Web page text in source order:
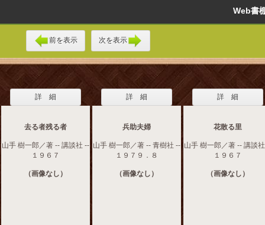
Web
前を表示 次を表示
詳 細
去る者残る者
山手 樹一郎／著 -- 講談社 --
１９６７
（画像なし）
詳 細
兵助夫婦
山手 樹一郎／著 -- 青樹社 --
１９７９．８
（画像なし）
詳 細
花散る里
山手 樹一郎／著 -- 講談
１９６７
（画像なし）